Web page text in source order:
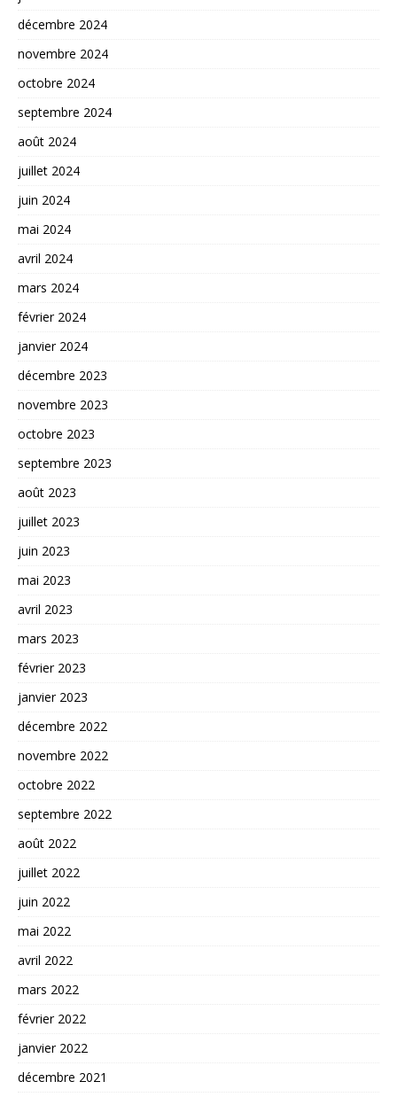
décembre 2024
novembre 2024
octobre 2024
septembre 2024
août 2024
juillet 2024
juin 2024
mai 2024
avril 2024
mars 2024
février 2024
janvier 2024
décembre 2023
novembre 2023
octobre 2023
septembre 2023
août 2023
juillet 2023
juin 2023
mai 2023
avril 2023
mars 2023
février 2023
janvier 2023
décembre 2022
novembre 2022
octobre 2022
septembre 2022
août 2022
juillet 2022
juin 2022
mai 2022
avril 2022
mars 2022
février 2022
janvier 2022
décembre 2021